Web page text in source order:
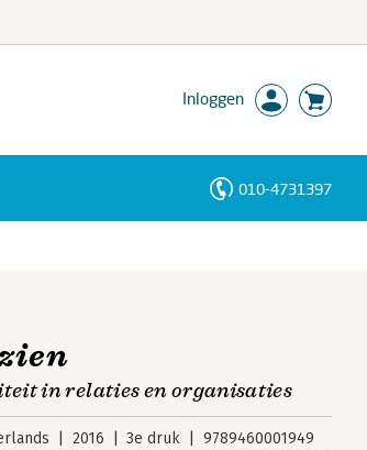
Inloggen
010-4731397
in relaties en organisaties
2016 3e druk 9789460001949